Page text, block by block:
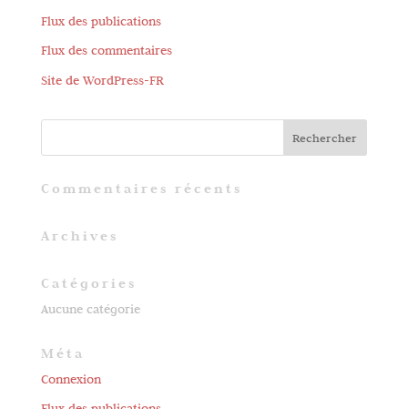
Flux des publications
Flux des commentaires
Site de WordPress-FR
Commentaires récents
Archives
Catégories
Aucune catégorie
Méta
Connexion